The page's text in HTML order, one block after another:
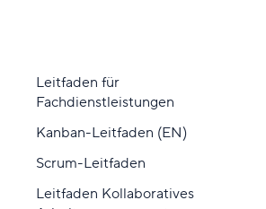
Leitfaden für
Fachdienstleistungen
Kanban-Leitfaden (EN)
Scrum-Leitfaden
Leitfaden Kollaboratives